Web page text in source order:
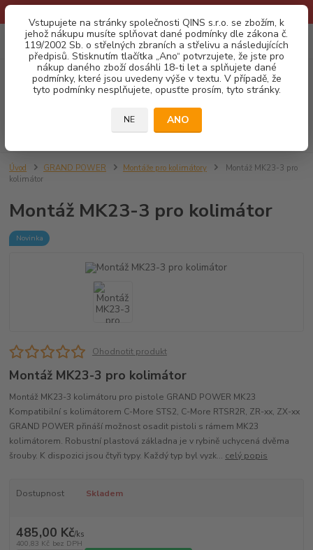
Vstupujete na stránky společnosti QINS s.r.o. se zbožím, k
jehož nákupu musíte splňovat dané podmínky dle zákona č.
119/2002 Sb. o střelných zbraních a střelivu a následujících
předpisů. Stisknutím tlačítka „Ano“ potvrzujete, že jste pro
nákup daného zboží dosáhli 18-ti let a splňujete dané
podmínky, které jsou uvedeny výše v textu. V případě, že
tyto podmínky nesplňujete, opusťte prosím, tyto stránky.
NE ANO
Menu
CZK 0
za0,00 Kč
Úvod GRAND POWER Montáže pro kolimátory
Montáž MK23-3 pro
kolimátor
Montáž MK23-3 pro kolimátor
Novinka
Ohodnotit produkt
Montáž MK23-3 pro kolimátor
Montáž MK23-3 kolimátoru pro pistole GRAND POWER MK23
Kompatibilní s kolimátorem C-More STS2, C-More RTSR2R, ZR-xx, ZX-xx
GRAND POWER přináší možnost osadit pistoli s rámem MK23
kolimátorem. Robustní plastová základna je v rybině uchycená dvěma
šrouby. K dispozici jsou čtyři typy. Každý typ byl vyzk... celý popis
Dostupnost Skladem
485,00 Kč/ks
400,83 Kč bez DPH